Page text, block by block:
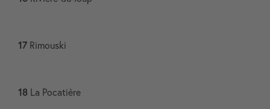
17 Rimouski​
18 La Pocatière​